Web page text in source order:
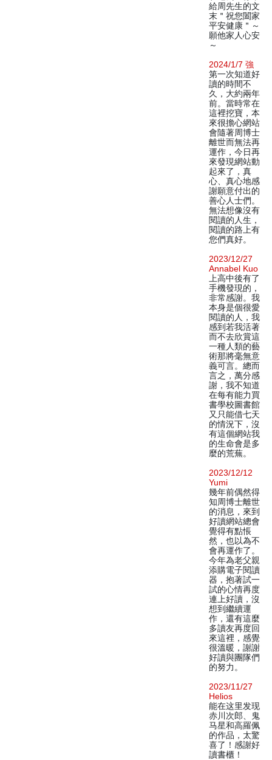
給周先生的文
末＂祝您闔家
平安健康＂～
願他家人心安
～
2024/1/7 強
第一次知道好
讀的時間不
久，大約兩年
前。當時常在
這裡挖寶，本
來很擔心網站
會隨著周博士
離世而無法再
運作，今日再
來發現網站動
起來了，真
心、真心地感
謝願意付出的
善心人士們。
無法想像沒有
閱讀的人生，
閱讀的路上有
您們真好。
2023/12/27
Annabel Kuo
上高中後有了
手機發現的，
非常感謝。我
本身是個很愛
閱讀的人，我
感到若我活著
而不去欣賞這
一種人類的藝
術那將毫無意
義可言。總而
言之，萬分感
謝，我不知道
在每有能力買
書學校圖書館
又只能借七天
的情況下，沒
有這個網站我
的生命會是多
麼的荒蕪。
2023/12/12
Yumi
幾年前偶然得
知周博士離世
的消息，來到
好讀網站總會
覺得有點悵
然，也以為不
會再運作了。
今年為老父親
添購電子閱讀
器，抱著試一
試的心情再度
連上好讀，沒
想到繼續運
作，還有這麼
多讀友再度回
來這裡，感覺
很溫暖，謝謝
好讀與團隊們
的努力。
2023/11/27
Helios
能在这里发现
赤川次郎、鬼
马星和高羅佩
的作品，太驚
喜了！感謝好
讀書櫃！